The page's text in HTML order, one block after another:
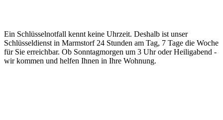
Ein Schlüsselnotfall kennt keine Uhrzeit. Deshalb ist unser
Schlüsseldienst in Marmstorf 24 Stunden am Tag, 7 Tage die Woche
für Sie erreichbar. Ob Sonntagmorgen um 3 Uhr oder Heiligabend -
wir kommen und helfen Ihnen in Ihre Wohnung.